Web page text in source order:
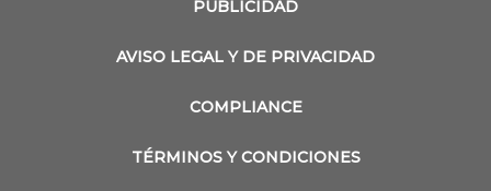
PUBLICIDAD
AVISO LEGAL Y DE PRIVACIDAD
COMPLIANCE
TÉRMINOS Y CONDICIONES